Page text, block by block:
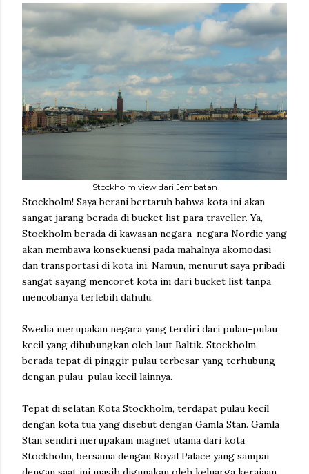
Stockholm view dari Jembatan
Stockholm! Saya berani bertaruh bahwa kota ini akan
sangat jarang berada di bucket list para traveller. Ya,
Stockholm berada di kawasan negara-negara Nordic yang
akan membawa konsekuensi pada mahalnya akomodasi
dan transportasi di kota ini. Namun, menurut saya pribadi
sangat sayang mencoret kota ini dari bucket list tanpa
mencobanya terlebih dahulu.
Swedia merupakan negara yang terdiri dari pulau-pulau
kecil yang dihubungkan oleh laut Baltik. Stockholm,
berada tepat di pinggir pulau terbesar yang terhubung
dengan pulau-pulau kecil lainnya.
Tepat di selatan Kota Stockholm, terdapat pulau kecil
dengan kota tua yang disebut dengan Gamla Stan. Gamla
Stan sendiri merupakam magnet utama dari kota
Stockholm, bersama dengan Royal Palace yang sampai